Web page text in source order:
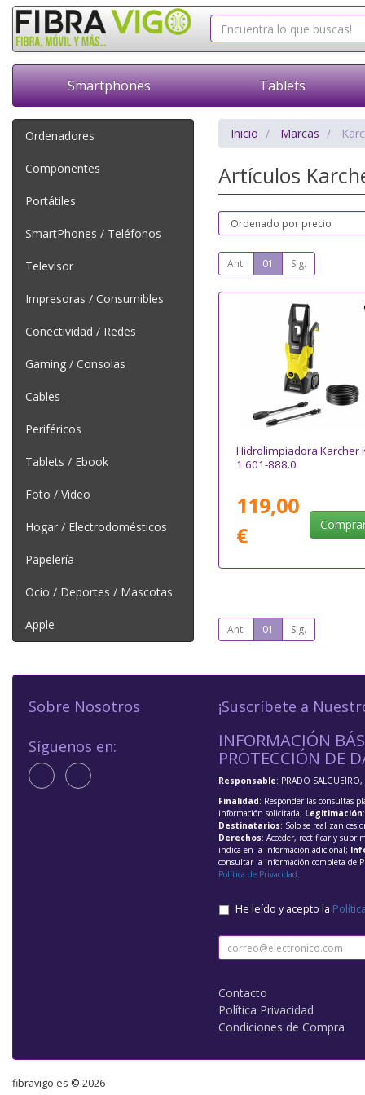
Smartphones Tablets
Ordenadores
Componentes
Portátiles
SmartPhones / Teléfonos
Televisor
Impresoras / Consumibles
Conectividad / Redes
Gaming / Consolas
Cables
Periféricos
Tablets / Ebook
Foto / Video
Hogar / Electrodomésticos
Papelería
Ocio / Deportes / Mascotas
Apple
Inicio Marcas
Artículos
Ant. 01 Sig.
Hidrolimpiadora Karcher
1.601-888.0
119,00
€
Ant. 01 Sig.
Sobre Nosotros
Síguenos en:
¡Suscríbete a
INFORMACIÓN
PROTECCIÓN DE
Responsable: PRADO SALGUEIRO,
Finalidad: Responder las consultas
información solicitada; Legitimación
Destinatarios: Solo se realizan
Derechos: Acceder, rectificar y
indica en la información adicional;
consultar la información completa de
Política de Privacidad.
He leído y acepto la
Contacto
Política Privacidad
Condiciones de Compra
fibravigo.es © 2026